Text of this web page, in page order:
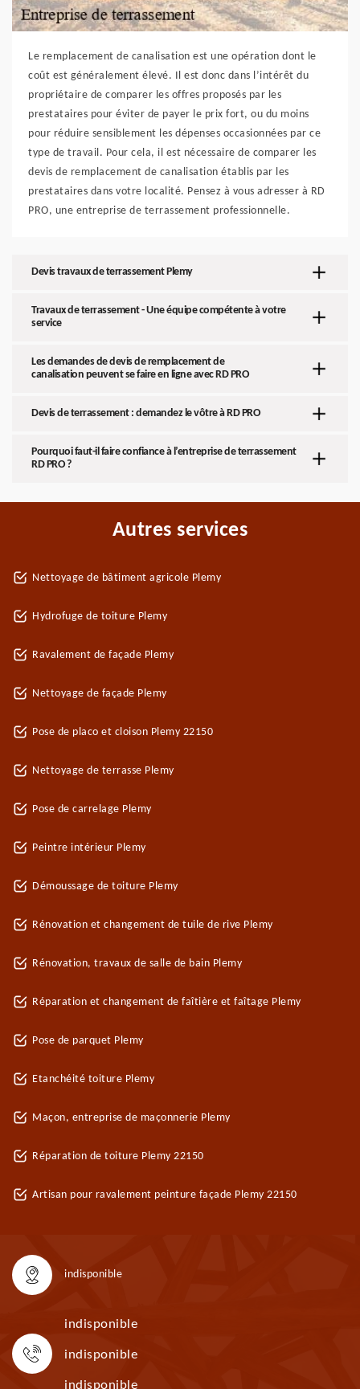
Le remplacement de canalisation est une opération dont le
coût est généralement élevé. Il est donc dans l’intérêt du
propriétaire de comparer les offres proposés par les
prestataires pour éviter de payer le prix fort, ou du moins
pour réduire sensiblement les dépenses occasionnées par ce
type de travail. Pour cela, il est nécessaire de comparer les
devis de remplacement de canalisation établis par les
prestataires dans votre localité. Pensez à vous adresser à RD
PRO, une entreprise de terrassement professionnelle.
Devis travaux de terrassement Plemy
Travaux de terrassement - Une équipe compétente à votre
service
Les demandes de devis de remplacement de
canalisation peuvent se faire en ligne avec RD PRO
Devis de terrassement : demandez le vôtre à RD PRO
Pourquoi faut-il faire confiance à l’entreprise de terrassement
RD PRO ?
Autres services
Nettoyage de bâtiment agricole Plemy
Hydrofuge de toiture Plemy
Ravalement de façade Plemy
Nettoyage de façade Plemy
Pose de placo et cloison Plemy 22150
Nettoyage de terrasse Plemy
Pose de carrelage Plemy
Peintre intérieur Plemy
Démoussage de toiture Plemy
Rénovation et changement de tuile de rive Plemy
Rénovation, travaux de salle de bain Plemy
Réparation et changement de faîtière et faîtage Plemy
Pose de parquet Plemy
Etanchéité toiture Plemy
Maçon, entreprise de maçonnerie Plemy
Réparation de toiture Plemy 22150
Artisan pour ravalement peinture façade Plemy 22150
indisponible
indisponible
indisponible
indisponible